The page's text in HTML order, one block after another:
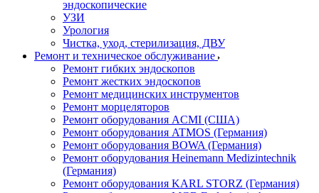
эндоскопические
УЗИ
Урология
Чистка, уход, стерилизация, ДВУ
Ремонт и техническое обслуживание
Ремонт гибких эндоскопов
Ремонт жестких эндоскопов
Ремонт медицинских инструментов
Ремонт морцеляторов
Ремонт оборудования ACMI (США)
Ремонт оборудования ATMOS (Германия)
Ремонт оборудования BOWA (Германия)
Ремонт оборудования Heinemann Medizintechnik
(Германия)
Ремонт оборудования KARL STORZ (Германия)